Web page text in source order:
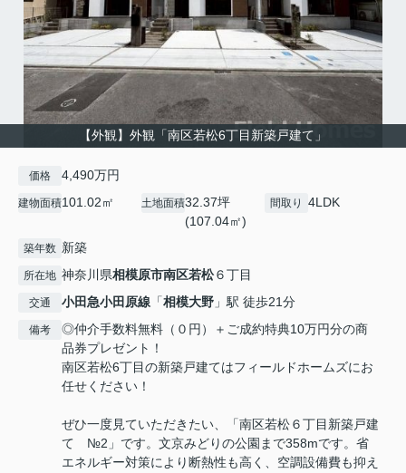
【外観】外観「南区若松6丁目新築戸建て」
価格 4,490万円
建物面積101.02㎡ 土地面積32.37坪
(107.04㎡)
間取り 4LDK
築年数 新築
所在地 神奈川県相模原市南区若松６丁目
交通 小田急小田原線 「相模大野 」駅 徒歩21分
備考
◎仲介手数料無料（０円）＋ご成約特典10万円分の商
品券プレゼント！
南区若松6丁目の新築戸建てはフィールドホームズにお
任せください！
ぜひ一度見ていただきたい、「南区若松６丁目新築戸建
て №2」です。文京みどりの公園まで358mです。省
エネルギー対策により断熱性も高く、空調設備費も抑え